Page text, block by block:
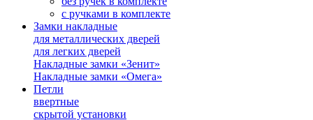
с ручками в комплекте
Замки накладные
для металлических дверей
для легких дверей
Накладные замки «Зенит»
Накладные замки «Омега»
Петли
ввертные
скрытой установки